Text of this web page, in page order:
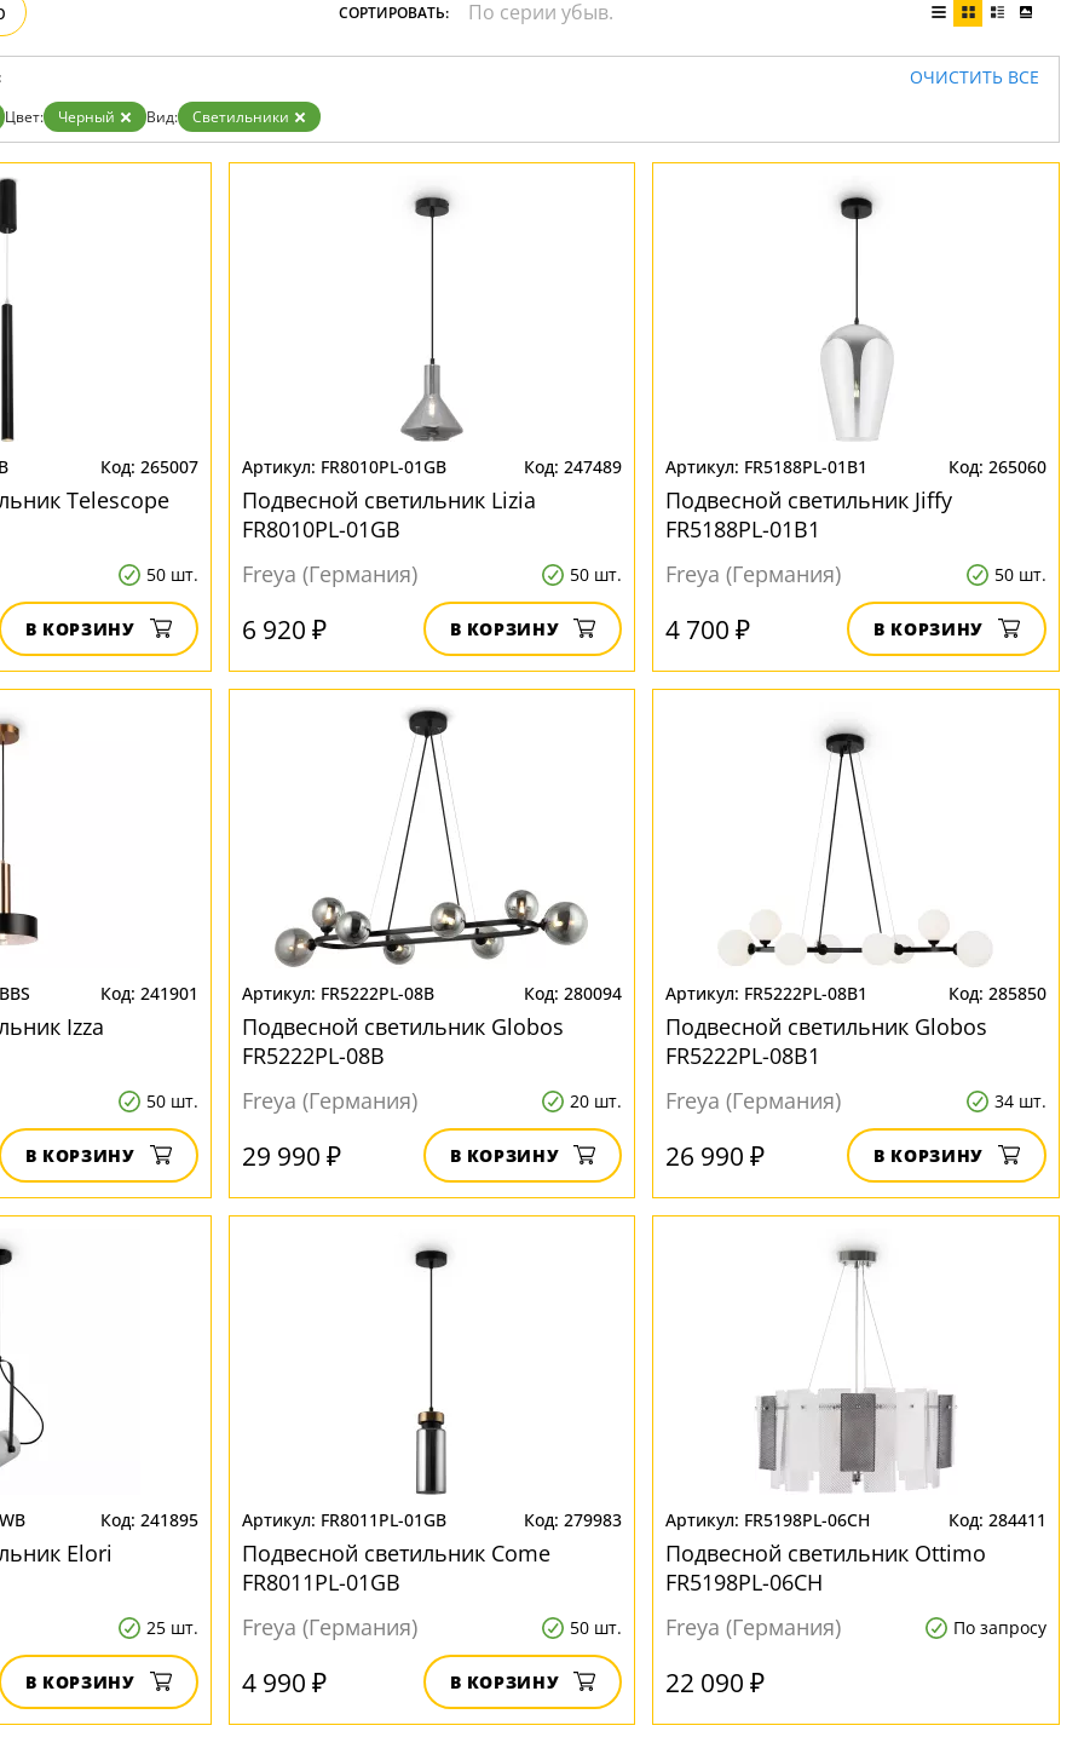
Черные
СОРТИРОВАТЬ:
ОЧИСТИТЬ ВСЕ
Цвет: Черный Вид: Светильники
265007
Telescope
50 шт.
В КОРЗИНУ
FR8010PL-01GB 247489
Подвесной светильник Lizia
FR8010PL-01GB
Freya (Германия)
50 шт.
6 920 ₽ В КОРЗИНУ
FR5188PL-01B1 265060
Подвесной светильник Jiffy
FR5188PL-01B1
Freya (Германия)
50 шт.
4 700 ₽ В КОРЗИНУ
241901
Izza
50 шт.
В КОРЗИНУ
FR5222PL-08B 280094
Подвесной светильник Globos
FR5222PL-08B
Freya (Германия)
20 шт.
29 990 ₽ В КОРЗИНУ
FR5222PL-08B1 285850
Подвесной светильник Globos
FR5222PL-08B1
Freya (Германия)
34 шт.
26 990 ₽ В КОРЗИНУ
241895
Elori
25 шт.
В КОРЗИНУ
FR8011PL-01GB 279983
Подвесной светильник Come
FR8011PL-01GB
Freya (Германия)
50 шт.
4 990 ₽ В КОРЗИНУ
FR5198PL-06CH 284411
Подвесной светильник Ottimo
FR5198PL-06CH
Freya (Германия)
По запросу
22 090 ₽